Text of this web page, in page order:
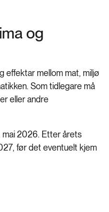
og
effektar mellom mat, miljø
Som tidlegare må
eller andre
mai 2026. Etter årets
før det eventuelt kjem